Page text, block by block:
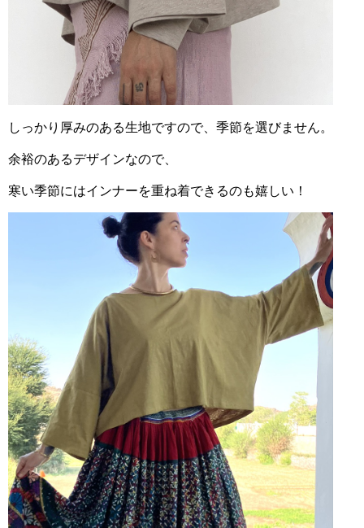
しっかり厚みのある生地ですので、季節を選びません。
余裕のあるデザインなので、
寒い季節にはインナーを重ね着できるのも嬉しい！